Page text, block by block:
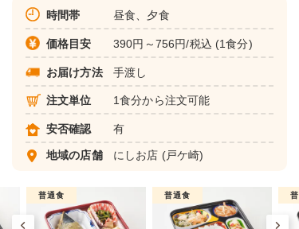
時間帯 昼食、夕食
価格目安 390円～756円/税込 (1食分)
お届け方法 手渡し
注文単位 1食分から注文可能
安否確認 有
地域の店舗 にしお店 (戸ケ崎)
普通食 普通食